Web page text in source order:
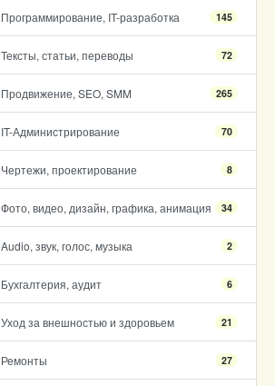
Программирование, IT-разработка 145
Тексты, статьи, переводы 72
Продвижение, SEO, SMM 265
IT-Администрирование 70
Чертежи, проектирование 8
Фото, видео, дизайн, графика, анимация 34
Audio, звук, голос, музыка 2
Бухгалтерия, аудит 6
Уход за внешностью и здоровьем 21
Ремонты 27